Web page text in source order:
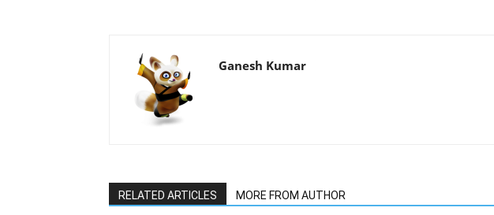
Ganesh Kumar
RELATED ARTICLES MORE FROM AUTHOR